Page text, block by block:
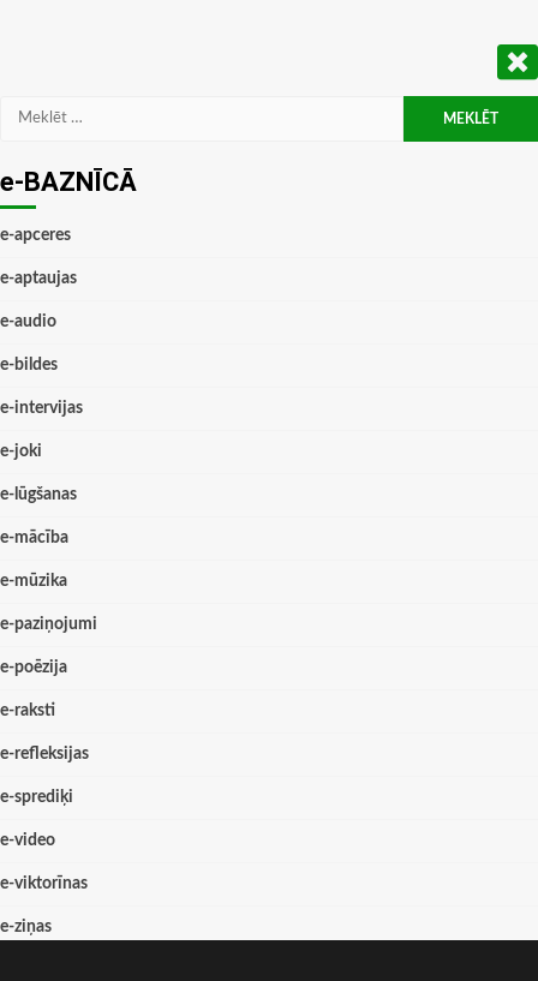
Meklēt:
e-BAZNĪCĀ
e-apceres
e-aptaujas
e-audio
e-bildes
e-intervijas
e-joki
e-lūgšanas
e-mācība
e-mūzika
e-paziņojumi
e-poēzija
e-raksti
e-refleksijas
e-sprediķi
e-video
e-viktorīnas
e-ziņas